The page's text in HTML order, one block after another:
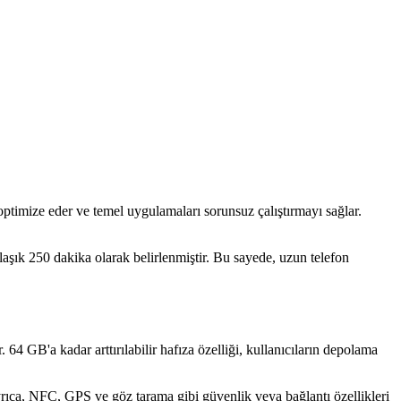
eder ve temel uygulamaları sorunsuz çalıştırmayı sağlar.
250 dakika olarak belirlenmiştir. Bu sayede, uzun telefon
GB'a kadar arttırılabilir hafıza özelliği, kullanıcıların depolama
NFC, GPS ve göz tarama gibi güvenlik veya bağlantı özellikleri